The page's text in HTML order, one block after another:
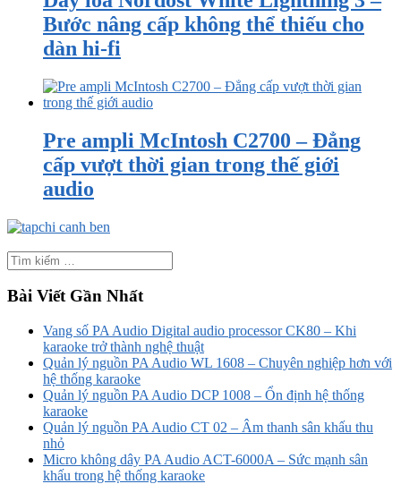
Bước nâng cấp không thể thiếu cho
dàn hi-fi
Pre ampli McIntosh C2700 – Đẳng
cấp vượt thời gian trong thế giới
audio
Bài Viết Gần Nhất
Vang số PA Audio Digital audio processor CK80 – Khi
karaoke trở thành nghệ thuật
Quản lý nguồn PA Audio WL 1608 – Chuyên nghiệp hơn với
hệ thống karaoke
Quản lý nguồn PA Audio DCP 1008 – Ổn định hệ thống
karaoke
Quản lý nguồn PA Audio CT 02 – Âm thanh sân khấu thu
nhỏ
Micro không dây PA Audio ACT-6000A – Sức mạnh sân
khấu trong hệ thống karaoke